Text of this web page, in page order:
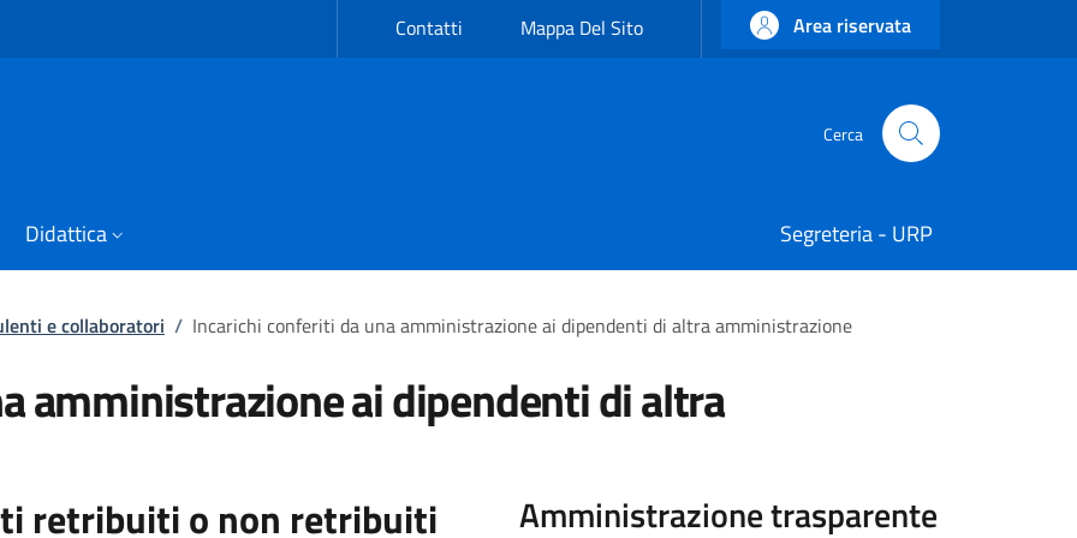
Contatti Mappa Del Sito Area riservata
Cerca
Cerca
Didattica Segreteria - URP
e collaboratori / Incarichi conferiti da una amministrazione ai dipendenti di altra amministrazione
amministrazione ai dipendenti di altra
retribuiti o non retribuiti Amministrazione trasparente